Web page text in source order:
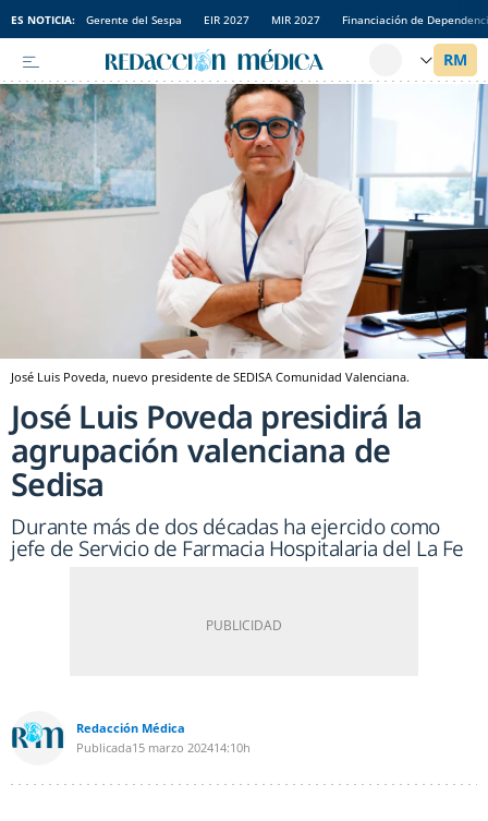
ES NOTICIA: Gerente del Sespa EIR 2027 MIR 2027 Financiación de
José Luis Poveda, nuevo presidente de SEDISA Comunidad Valenciana.
José Luis Poveda presidirá la
agrupación valenciana de
Sedisa
Durante más de dos décadas ha ejercido como
jefe de Servicio de Farmacia Hospitalaria del La Fe
Redacción Médica
Publicada15 marzo 202414:10h